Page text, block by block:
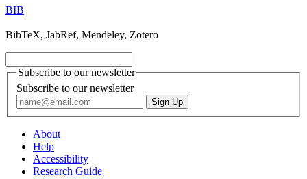
BIB
BibTeX, JabRef, Mendeley, Zotero
Subscribe to our newsletter
Subscribe to our newsletter
About
Help
Accessibility
Research Guide